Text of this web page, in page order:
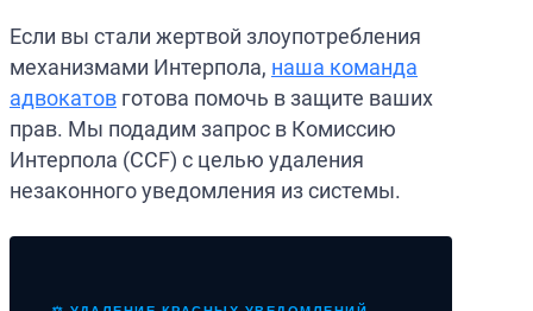
Если вы стали жертвой злоупотребления
механизмами Интерпола, наша команда
адвокатов готова помочь в защите ваших
прав. Мы подадим запрос в Комиссию
Интерпола (CCF) с целью удаления
незаконного уведомления из системы.